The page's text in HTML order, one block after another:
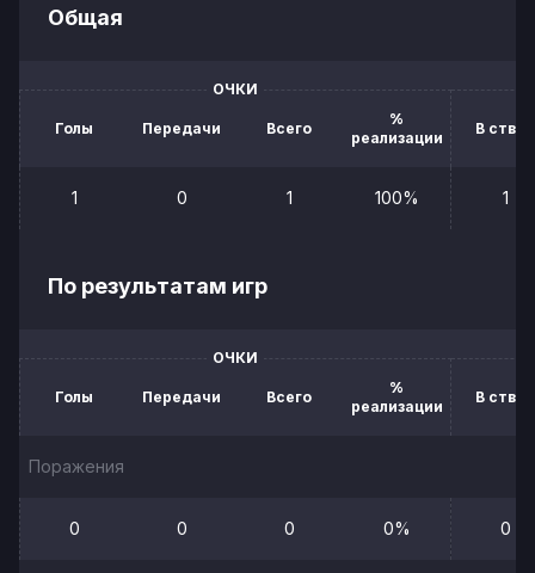
Общая
ОЧКИ
Голы Передачи Всего
%
реализации
В створ
1 0 1 100% 1
По результатам игр
ОЧКИ
Голы Передачи Всего
%
реализации
В створ
Поражения
0 0 0 0% 0